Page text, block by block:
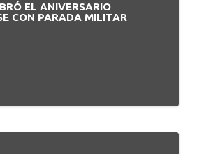
EL ANIVERSARIO
CON PARADA MILITAR